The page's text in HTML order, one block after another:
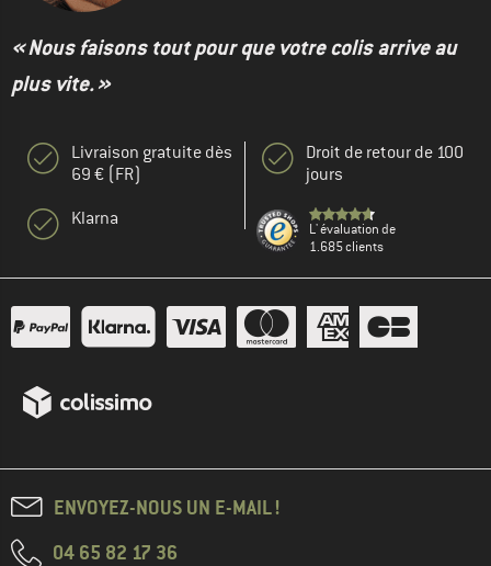
« Nous faisons tout pour que votre colis arrive au
plus vite. »
Livraison gratuite dès
69 € (FR)
Klarna
Droit de retour de 100
jours
L' évaluation de
1.685 clients
ENVOYEZ-NOUS UN E-MAIL !
04 65 82 17 36